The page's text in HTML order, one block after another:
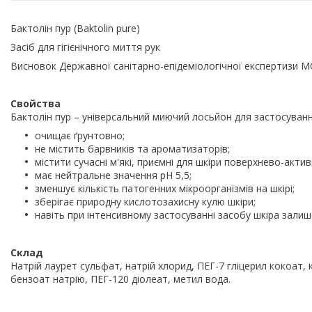
Бактолін пур (Baktolin pure)
Засіб для гігієнічного миття рук
Висновок Державної санітарно-епідеміологічної
Свойства
Бактолін пур – універсальний миючий лосьйон для
очищає ґрунтовно;
не містить барвників та ароматизаторів;
містити сучасні м'які, приємні для шкіри поверхнево-
має нейтральне значення рН 5,5;
зменшує кількість патогенних мікроорганізмів на шкірі;
зберігає природну кислотозахисну кулю шкіри;
навіть при інтенсивному застосуванні засобу шкіра
Склад
Натрій лаурет сульфат, натрій хлорид, ПЕГ-7 гліцерил
бензоат натрію, ПЕГ-120 діолеат, метил вода.